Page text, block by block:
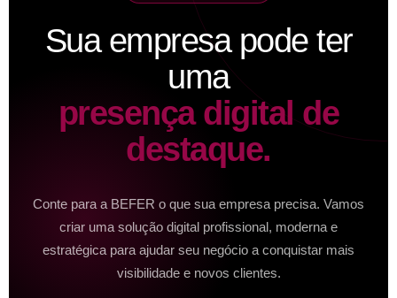
Sua empresa pode ter
uma
presença digital de
destaque.
Conte para a BEFER o que sua empresa precisa. Vamos
criar uma solução digital profissional, moderna e
estratégica para ajudar seu negócio a conquistar mais
visibilidade e novos clientes.